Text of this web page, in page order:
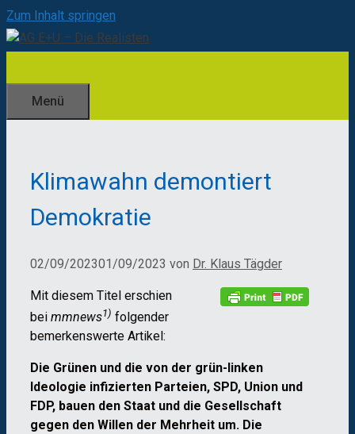
Zum Inhalt springen
Menü
Klimawahn demontiert
Demokratie
02/09/202301/09/2023 von Dr. Klaus Tägder
Mit diesem Titel erschien
bei mmnews1) folgender
bemerkenswerte Artikel:
Die Grünen und die von der grün-linken
Ideologie infizierten Parteien, SPD, Union und
FDP, bauen den Staat und die Gesellschaft
gegen den Willen der Mehrheit um. Die